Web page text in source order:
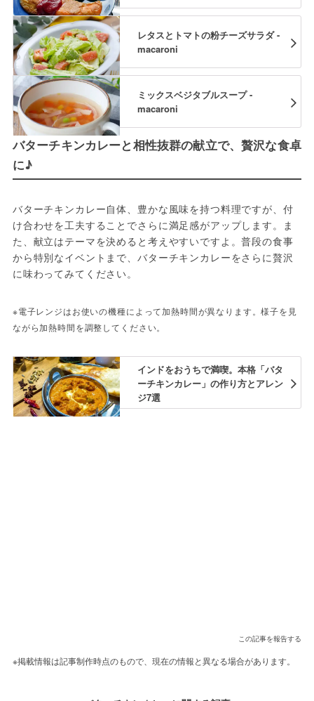
レタスとトマトの粉チーズサラダ -
macaroni
ミックスベジタブルスープ -
macaroni
バターチキンカレーと相性抜群の献立で、贅沢な食卓
に♪
バターチキンカレー自体、豊かな風味を持つ料理ですが、付
け合わせを工夫することでさらに満足感がアップします。ま
た、献立はテーマを決めると考えやすいですよ。普段の食事
から特別なイベントまで、バターチキンカレーをさらに贅沢
に味わってみてください。
※電子レンジはお使いの機種によって加熱時間が異なります。様子を見
ながら加熱時間を調整してください。
インドをおうちで満喫。本格「バタ
ーチキンカレー」の作り方とアレン
ジ7選
この記事を報告する
※掲載情報は記事制作時点のもので、現在の情報と異なる場合があります。